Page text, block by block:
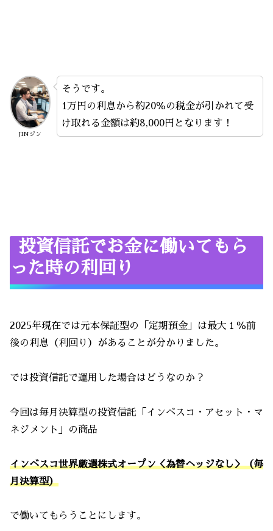
JINジン
そうです。
1万円の利息から約20％の税金が引かれて受
け取れる金額は約8,000円となります！
投資信託でお金に働いてもら
った時の利回り
2025年現在では元本保証型の「定期預金」は最大１％前
後の利息（利回り）があることが分かりました。
では投資信託で運用した場合はどうなのか？
今回は毎月決算型の投資信託「インベスコ・アセット・マ
ネジメント」の商品
インベスコ世界厳選株式オープン＜為替ヘッジなし＞（毎
月決算型）
で働いてもらうことにします。